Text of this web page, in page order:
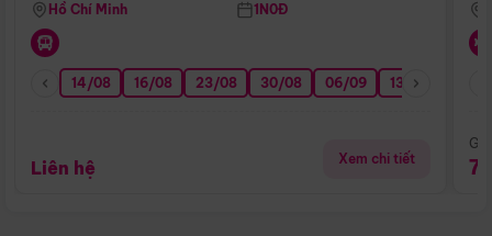
Hồ Chí Minh 1N0Đ
14/08 16/08 23/08 30/08 06/09 13/09
Liên hệ Xem chi tiết